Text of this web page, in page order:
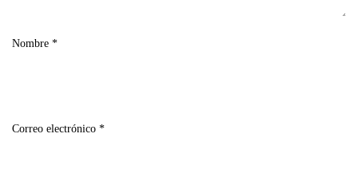
Nombre *
Correo electrónico *